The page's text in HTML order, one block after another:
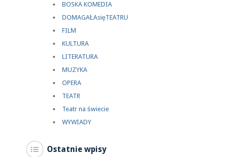
BOSKA KOMEDIA
DOMAGAŁAsięTEATRU
FILM
KULTURA
LITERATURA
MUZYKA
OPERA
TEATR
Teatr na świecie
WYWIADY
Ostatnie wpisy